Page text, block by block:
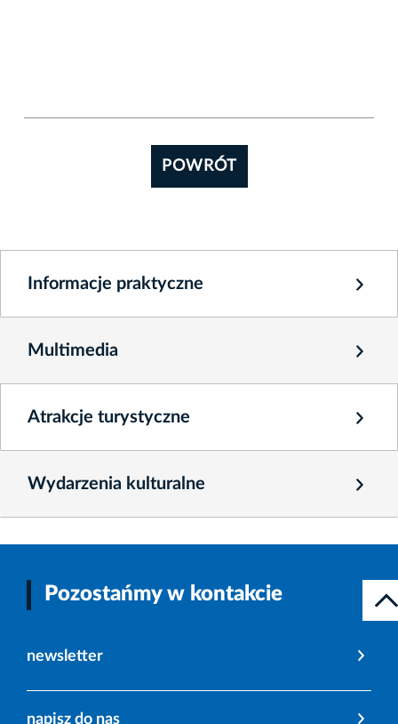
POWRÓT
Informacje praktyczne
Multimedia
Atrakcje turystyczne
Wydarzenia kulturalne
Pozostańmy w kontakcie
newsletter
napisz do nas